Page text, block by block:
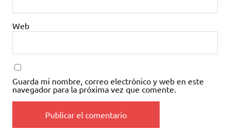
Web
Guarda mi nombre, correo electrónico y web en este
navegador para la próxima vez que comente.